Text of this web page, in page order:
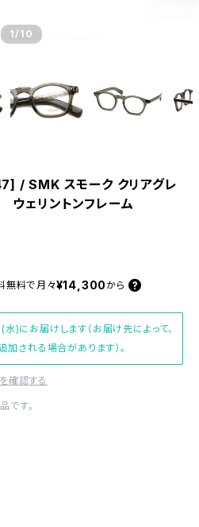
1 /10
/ SMK スモーク クリアグレ
ウェリントンフレーム
無料で 月々¥14,300 から
)にお届けします（お届け先によって、
される場合があります）。
確認する
です。